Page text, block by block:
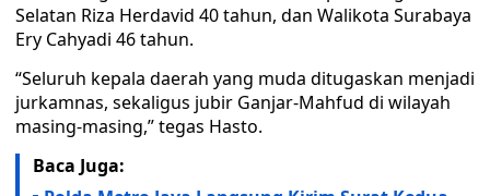
Selatan Riza Herdavid 40 tahun, dan Walikota Surabaya
Ery Cahyadi 46 tahun.
“Seluruh kepala daerah yang muda ditugaskan menjadi
jurkamnas, sekaligus jubir Ganjar-Mahfud di wilayah
masing-masing,” tegas Hasto.
Baca Juga: